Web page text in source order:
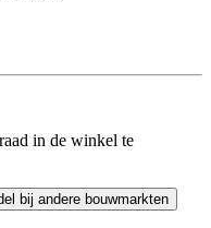
in de winkel te
bij andere bouwmarkten